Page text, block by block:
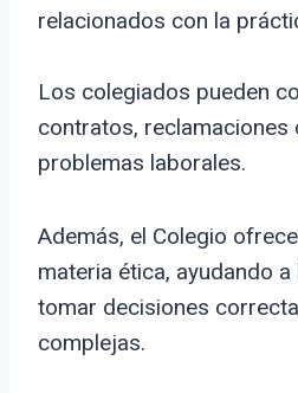
relacionados con la
Los colegiados pueden
contratos, reclamaciones
problemas laborales.
Además, el Colegio
materia ética, ayudando
tomar decisiones
complejas.